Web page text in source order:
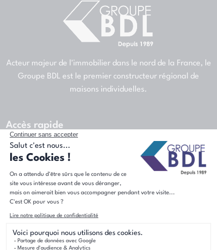
Acteur majeur de l'immobilier dans le nord de la France, le
Groupe BDL est le premier constructeur régional de
maisons individuelles.
Accès rapide
Nos agences
Actualités
Presse
Offres d'emploi
Contact
Nos marques